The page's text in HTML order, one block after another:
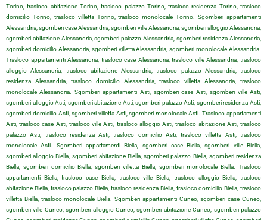
Torino, trasloco abitazione Torino, trasloco palazzo Torino, trasloco residenza Torino, trasloco
domicilio Torino, trasloco villetta Torino, trasloco monolocale Torino. Sgomberi appartamenti
Alessandria, sgomberi case Alessandria, sgomberi ville Alessandria, sgomberi alloggio Alessandria,
sgomberi abitazione Alessandria, sgomberi palazzo Alessandria, sgomberi residenza Alessandria,
sgomberi domicilio Alessandria, sgomberi villetta Alessandria, sgomberi monolocale Alessandria.
Trasloco appartamenti Alessandria, trasloco case Alessandria, trasloco ville Alessandria, trasloco
alloggio Alessandria, trasloco abitazione Alessandria, trasloco palazzo Alessandria, trasloco
residenza Alessandria, trasloco domicilio Alessandria, trasloco villetta Alessandria, trasloco
monolocale Alessandria. Sgomberi appartamenti Asti, sgomberi case Asti, sgomberi ville Asti,
sgomberi alloggio Asti, sgomberi abitazione Asti, sgomberi palazzo Asti, sgomberi residenza Asti,
sgomberi domicilio Asti, sgomberi villetta Asti, sgomberi monolocale Asti. Trasloco appartamenti
Asti, trasloco case Asti, trasloco ville Asti, trasloco alloggio Asti, trasloco abitazione Asti, trasloco
palazzo Asti, trasloco residenza Asti, trasloco domicilio Asti, trasloco villetta Asti, trasloco
monolocale Asti. Sgomberi appartamenti Biella, sgomberi case Biella, sgomberi ville Biella,
sgomberi alloggio Biella, sgomberi abitazione Biella, sgomberi palazzo Biella, sgomberi residenza
Biella, sgomberi domicilio Biella, sgomberi villetta Biella, sgomberi monolocale Biella. Trasloco
appartamenti Biella, trasloco case Biella, trasloco ville Biella, trasloco alloggio Biella, trasloco
abitazione Biella, trasloco palazzo Biella, trasloco residenza Biella, trasloco domicilio Biella, trasloco
villetta Biella, trasloco monolocale Biella. Sgomberi appartamenti Cuneo, sgomberi case Cuneo,
sgomberi ville Cuneo, sgomberi alloggio Cuneo, sgomberi abitazione Cuneo, sgomberi palazzo